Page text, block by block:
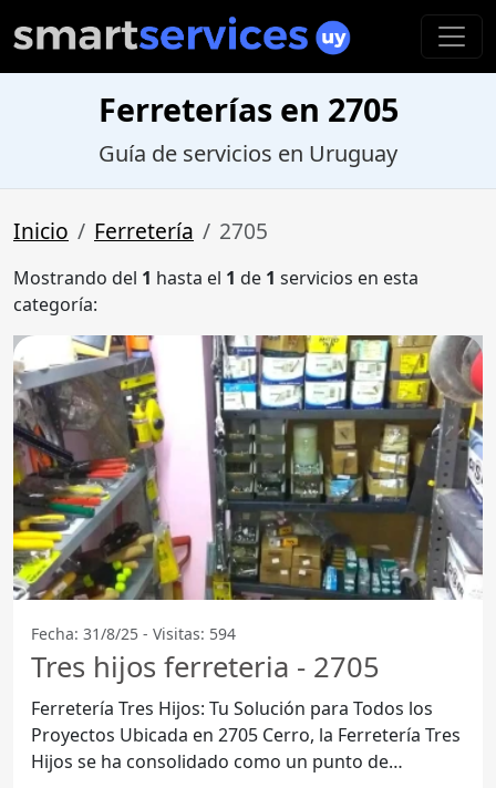
Ferreterías en 2705
Guía de servicios en Uruguay
Inicio Ferretería 2705
Mostrando del 1 hasta el 1 de 1 servicios en esta
categoría:
Fecha: 31/8/25 - Visitas: 594
Tres hijos ferreteria - 2705
Ferretería Tres Hijos: Tu Solución para Todos los
Proyectos Ubicada en 2705 Cerro, la Ferretería Tres
Hijos se ha consolidado como un punto de